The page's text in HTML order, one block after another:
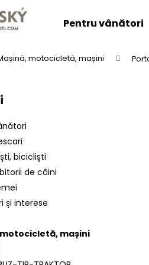
Pentru vânători
motocicletă, mașini
bicicliști
de câini
și interese
mașini
PIELE "LOVU ZDAR".